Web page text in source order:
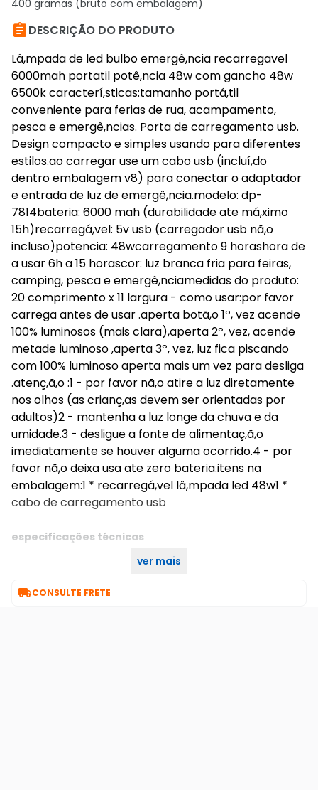
400 gramas (bruto com embalagem)
DESCRIÇÃO DO PRODUTO
Lâ,mpada de led bulbo emergê,ncia recarregavel
6000mah portatil potê,ncia 48w com gancho 48w
6500k caracterí,sticas:tamanho portá,til
conveniente para ferias de rua, acampamento,
pesca e emergê,ncias. Porta de carregamento usb.
Design compacto e simples usando para diferentes
estilos.ao carregar use um cabo usb (incluí,do
dentro embalagem v8) para conectar o adaptador
e entrada de luz de emergê,ncia.modelo: dp-
7814bateria: 6000 mah (durabilidade ate má,ximo
15h)recarregá,vel: 5v usb (carregador usb nã,o
incluso)potencia: 48wcarregamento 9 horashora de
a usar 6h a 15 horascor: luz branca fria para feiras,
camping, pesca e emergê,nciamedidas do produto:
20 comprimento x 11 largura - como usar:por favor
carrega antes de usar .aperta botã,o 1º, vez acende
100% luminosos (mais clara),aperta 2º, vez, acende
metade luminoso ,aperta 3º, vez, luz fica piscando
com 100% luminoso aperta mais um vez para desliga
.atenç,ã,o :1 - por favor nã,o atire a luz diretamente
nos olhos (as crianç,as devem ser orientadas por
adultos)2 - mantenha a luz longe da chuva e da
umidade.3 - desligue a fonte de alimentaç,ã,o
imediatamente se houver alguma ocorrido.4 - por
favor nã,o deixa usa ate zero bateria.itens na
embalagem:1 * recarregá,vel lâ,mpada led 48w1 *
cabo de carregamento usb
especificações técnicas
ver mais
CONSULTE FRETE